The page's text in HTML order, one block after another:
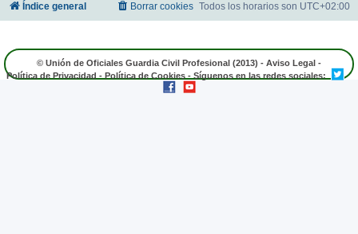
Índice general Todos los horarios son UTC+02:00
Borrar cookies
© Unión de Oficiales Guardia Civil Profesional (2013) - Aviso Legal -
Política de Privacidad - Política de Cookies - Síguenos en las redes sociales: